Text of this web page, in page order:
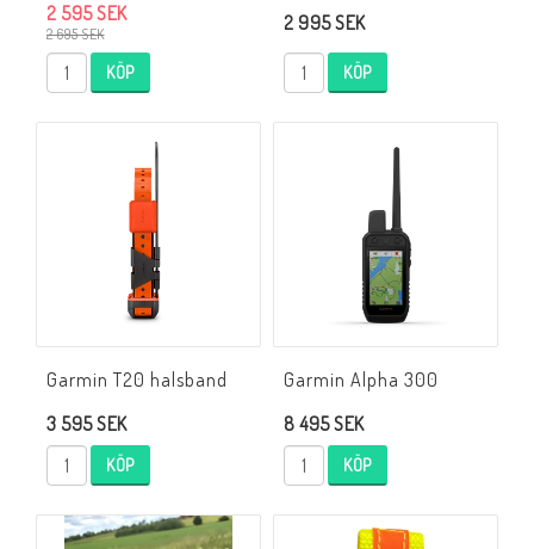
2 695 SEK
2 595 SEK
KÖP
2 995 SEK
KÖP
Garmin T20 halsband
3 595 SEK
KÖP
Garmin Alpha 300
8 495 SEK
KÖP